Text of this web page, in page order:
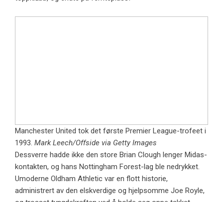
Manchester United tok det første Premier League-trofeet i
1993. Mark Leech/Offside via Getty Images
Dessverre hadde ikke den store Brian Clough lenger Midas-
kontakten, og hans Nottingham Forest-lag ble nedrykket.
Umoderne Oldham Athletic var en flott historie,
administrert av den elskverdige og hjelpsomme Joe Royle,